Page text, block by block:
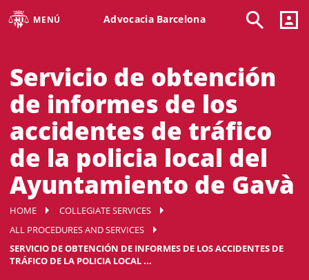
MENÚ Advocacia Barcelona
Servicio de obtención
de informes de los
accidentes de tráfico
de la policia local del
Ayuntamiento de Gavà
HOME
COLLEGIATE SERVICES
ALL PROCEDURES AND SERVICES
SERVICIO DE OBTENCIÓN DE INFORMES DE LOS ACCIDENTES DE
TRÁFICO DE LA POLICIA LOCAL ...